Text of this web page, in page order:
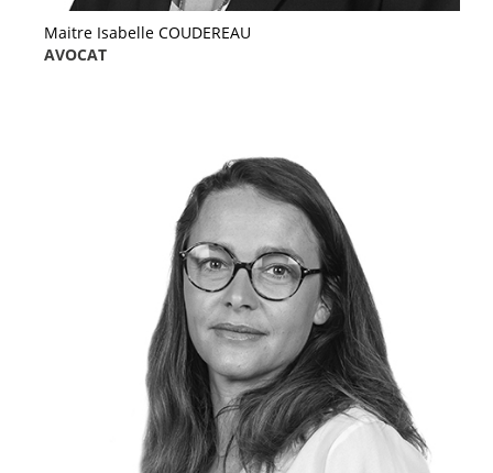
Maitre Isabelle COUDEREAU
AVOCAT